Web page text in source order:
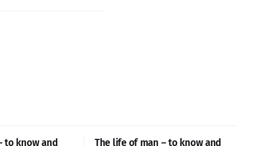
to know and The life of man – to know and